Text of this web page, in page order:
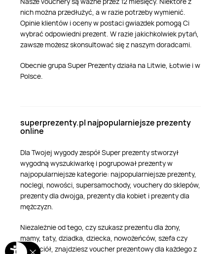
nich można przedłużyć, a w razie potrzeby wymienić.
Opinie klientów i oceny w postaci gwiazdek pomogą Ci
wybrać odpowiedni prezent. W razie jakichkolwiek pytań,
zawsze możesz skonsultować się z naszym doradcami.
Obecnie grupa Super Prezenty działa na Litwie, Łotwie i w
Polsce.
superprezenty.pl najpopularniejsze prezenty
online
Dla Twojej wygody zespół Super prezenty stworzył
wygodną wyszukiwarkę i pogrupował prezenty w
najpopularniejsze kategorie: najpopularniejsze prezenty,
noclegi, nowości, supersamochody, vouchery do sklepów,
prezenty dla dwojga, prezenty dla kobiet i prezenty dla
mężczyzn.
Niezależnie od tego, czy szukasz prezentu dla żony,
mamy, taty, dziadka, dziecka, nowożeńców, szefa czy
przyjaciół, znajdziesz voucher prezentowy dla każdego z